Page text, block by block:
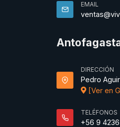
EMAIL
DIRECCIÓN
Pedro
[Ver en
TELÉFONOS
+56 9